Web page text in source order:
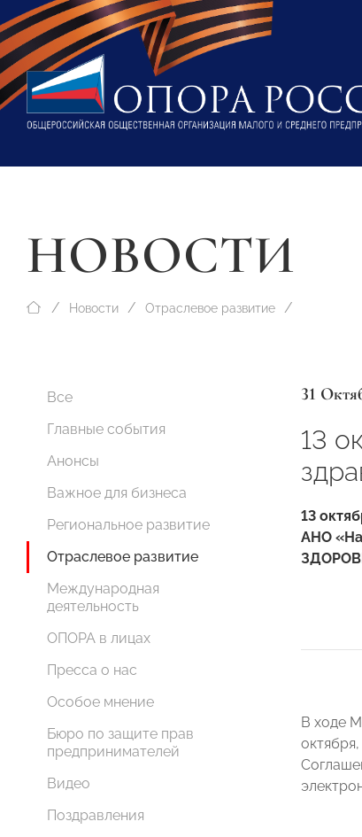
НОВОСТИ
Новости Отраслевое развитие
Все
Главные события
Анонсы
Важное для бизнеса
Региональное развитие
Отраслевое развитие
Международная
деятельность
ОПОРА в лицах
Пресса о нас
Особое мнение
Бюро по защите прав
предпринимателей
Видео
Поздравления
31
13
13
АНО
В ходе